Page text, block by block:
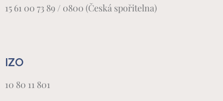
15 61 00 73 89 / 0800 (Česká spořitelna)
IZO
10 80 11 801